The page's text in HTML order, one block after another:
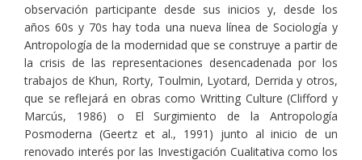
observación participante desde sus inicios y, desde los
años 60s y 70s hay toda una nueva línea de Sociología y
Antropología de la modernidad que se construye a partir de
la crisis de las representaciones desencadenada por los
trabajos de Khun, Rorty, Toulmin, Lyotard, Derrida y otros,
que se reflejará en obras como Writting Culture (Clifford y
Marcús, 1986) o El Surgimiento de la Antropología
Posmoderna (Geertz et al., 1991) junto al inicio de un
renovado interés por las Investigación Cualitativa como los